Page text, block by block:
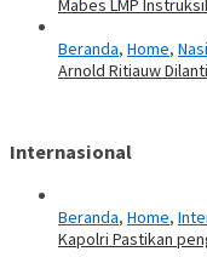
Mabes LMP
Beranda, Home,
Arnold Ritiauw
Internasional
Beranda, Home,
Kapolri Pastikan